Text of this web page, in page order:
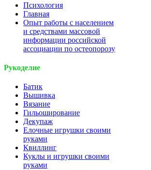
Психология
Главная
Опыт работы с населением
и средствами массовой
информации российской
ассоциации по остеопорозу
Рукоделие
Батик
Вышивка
Вязание
Гильоширование
Декупаж
Елочные игрушки своими
руками
Квиллинг
Куклы и игрушки своими
руками